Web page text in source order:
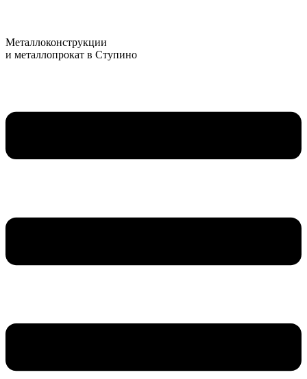
Металлоконструкции
и металлопрокат в Ступино